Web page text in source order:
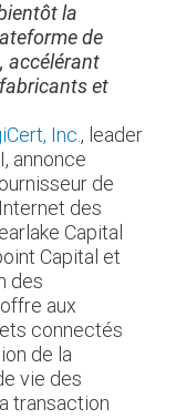
la
de
accélérant
et
Inc., leader
annonce
de
des
Capital
Capital et
des
aux
connectés
de la
vie des
transaction